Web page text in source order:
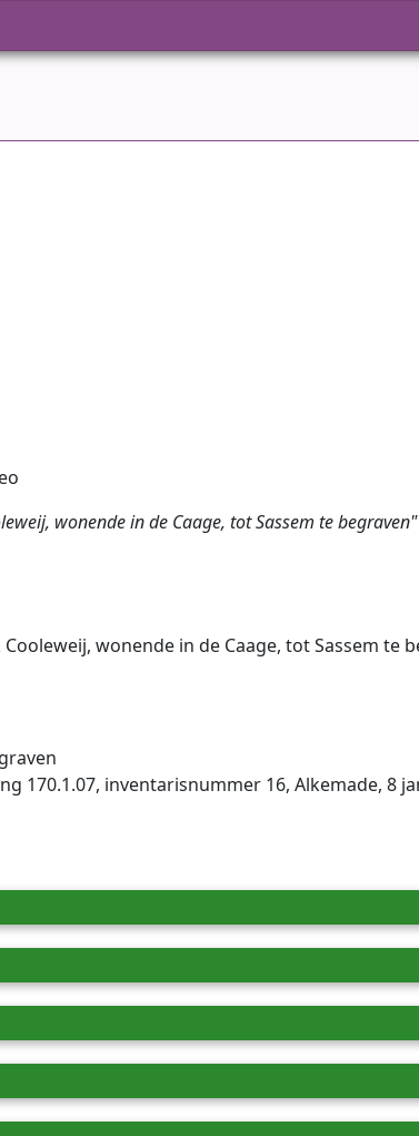
wonende in de Caage, tot Sassem te begraven"
wonende in de Caage, tot Sassem te
170.1.07, inventarisnummer 16, Alkemade, 8